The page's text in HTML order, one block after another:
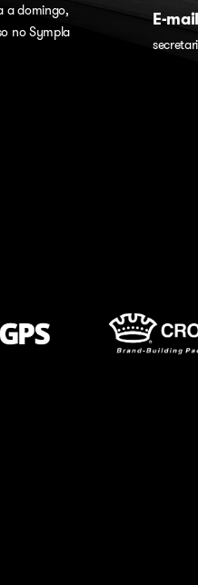
a domingo,
noSympla
E-mail